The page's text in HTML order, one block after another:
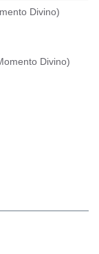
Divino)
Divino)